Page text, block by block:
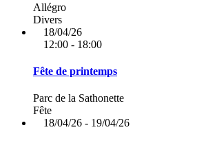
Allégro
Divers
18/04/26
12:00 - 18:00
Fête de printemps
Parc de la Sathonette
Fête
18/04/26 - 19/04/26